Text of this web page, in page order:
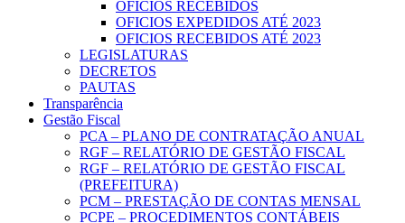
OFÍCIOS RECEBIDOS
OFICIOS EXPEDIDOS ATÉ 2023
OFICIOS RECEBIDOS ATÉ 2023
LEGISLATURAS
DECRETOS
PAUTAS
Transparência
Gestão Fiscal
PCA – PLANO DE CONTRATAÇÃO ANUAL
RGF – RELATÓRIO DE GESTÃO FISCAL
RGF – RELATÓRIO DE GESTÃO FISCAL
(PREFEITURA)
PCM – PRESTAÇÃO DE CONTAS MENSAL
PCPE – PROCEDIMENTOS CONTÁBEIS